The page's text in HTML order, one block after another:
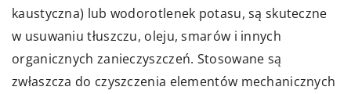
kaustyczna) lub wodorotlenek potasu, są skuteczne
w usuwaniu tłuszczu, oleju, smarów i innych
organicznych zanieczyszczeń. Stosowane są
zwłaszcza do czyszczenia elementów mechanicznych